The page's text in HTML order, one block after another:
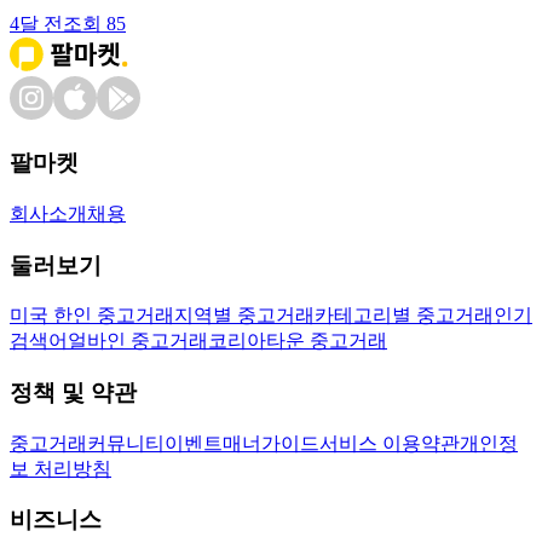
4달 전 조회 85
팔마켓
회사소개 채용
둘러보기
미국 한인 중고거래 지역별 중고거래 카테고리별 중고거래 인기
검색어 얼바인 중고거래 코리아타운 중고거래
정책 및 약관
중고거래 커뮤니티 이벤트매너가이드서비스 이용약관개인정
보 처리방침
비즈니스